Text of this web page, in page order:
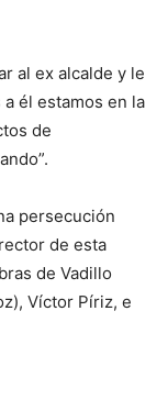
al ex alcalde y le
él estamos en la
de
persecución
de esta
de Vadillo
Víctor Píriz, e